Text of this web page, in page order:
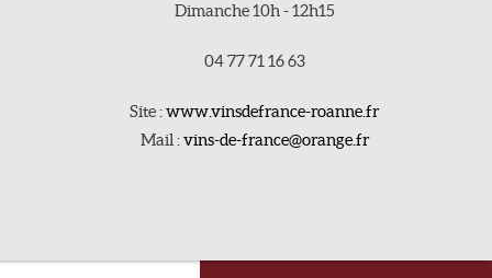
Dimanche 10h - 12h15
04 77 71 16 63
Site :www.vinsdefrance-roanne.fr
Mail :vins-de-france@orange.fr